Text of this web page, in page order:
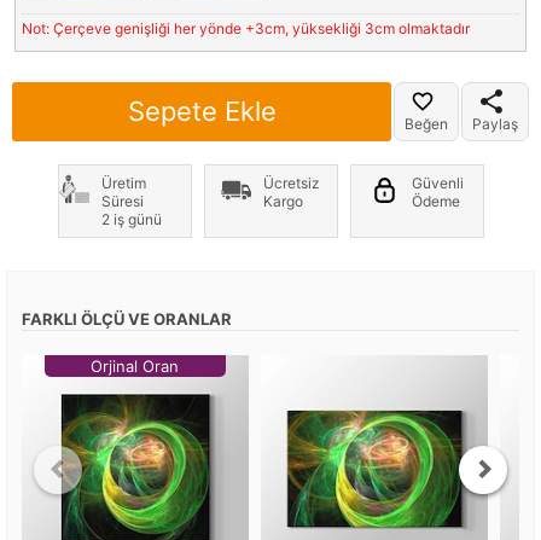
Not: Çerçeve genişliği her yönde +3cm, yüksekliği 3cm olmaktadır
Sepete Ekle Beğen Paylaş
Üretim
Süresi
2 iş günü
Ücretsiz
Kargo
Güvenli
Ödeme
FARKLI ÖLÇÜ VE ORANLAR
Orjinal Oran